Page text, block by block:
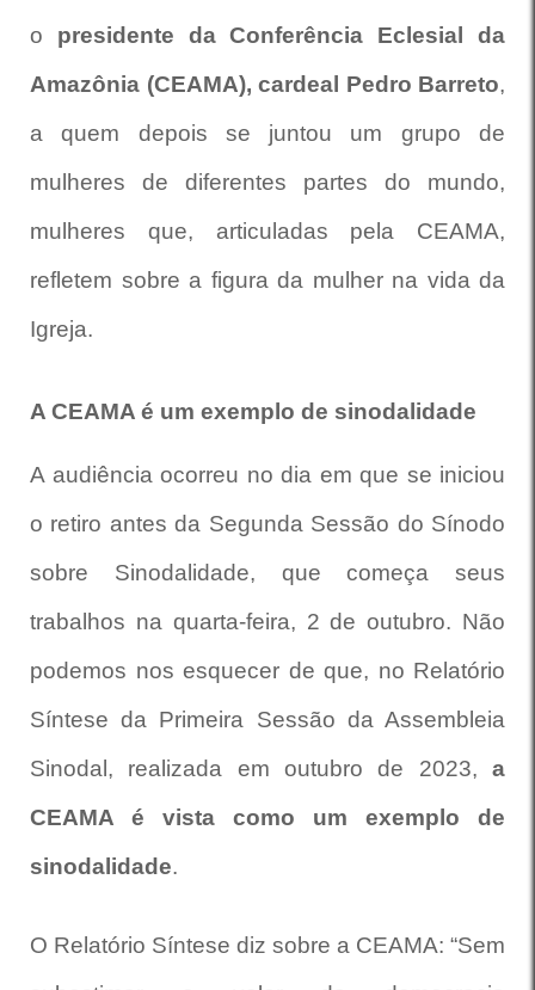
o presidente da Conferência Eclesial da
Amazônia (CEAMA), cardeal Pedro Barreto,
a quem depois se juntou um grupo de
mulheres de diferentes partes do mundo,
mulheres que, articuladas pela CEAMA,
refletem sobre a figura da mulher na vida da
Igreja.
A CEAMA é um exemplo de sinodalidade
A audiência ocorreu no dia em que se iniciou
o retiro antes da Segunda Sessão do Sínodo
sobre Sinodalidade, que começa seus
trabalhos na quarta-feira, 2 de outubro. Não
podemos nos esquecer de que, no Relatório
Síntese da Primeira Sessão da Assembleia
Sinodal, realizada em outubro de 2023, a
CEAMA é vista como um exemplo de
sinodalidade.
O Relatório Síntese diz sobre a CEAMA: “Sem